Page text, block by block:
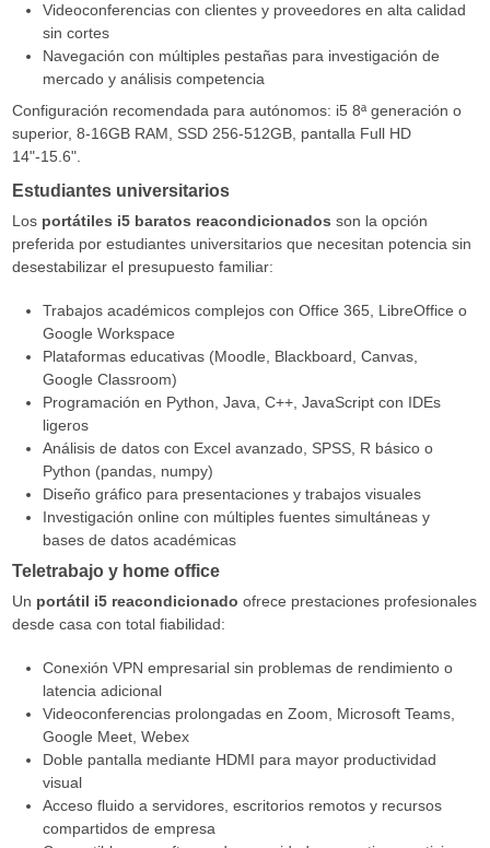
Videoconferencias con clientes y proveedores en alta calidad
sin cortes
Navegación con múltiples pestañas para investigación de
mercado y análisis competencia
Configuración recomendada para autónomos: i5 8ª generación o
superior, 8-16GB RAM, SSD 256-512GB, pantalla Full HD
14"-15.6".
Estudiantes universitarios
Los portátiles i5 baratos reacondicionados son la opción
preferida por estudiantes universitarios que necesitan potencia sin
desestabilizar el presupuesto familiar:
Trabajos académicos complejos con Office 365, LibreOffice o
Google Workspace
Plataformas educativas (Moodle, Blackboard, Canvas,
Google Classroom)
Programación en Python, Java, C++, JavaScript con IDEs
ligeros
Análisis de datos con Excel avanzado, SPSS, R básico o
Python (pandas, numpy)
Diseño gráfico para presentaciones y trabajos visuales
Investigación online con múltiples fuentes simultáneas y
bases de datos académicas
Teletrabajo y home office
Un portátil i5 reacondicionado ofrece prestaciones profesionales
desde casa con total fiabilidad:
Conexión VPN empresarial sin problemas de rendimiento o
latencia adicional
Videoconferencias prolongadas en Zoom, Microsoft Teams,
Google Meet, Webex
Doble pantalla mediante HDMI para mayor productividad
visual
Acceso fluido a servidores, escritorios remotos y recursos
compartidos de empresa